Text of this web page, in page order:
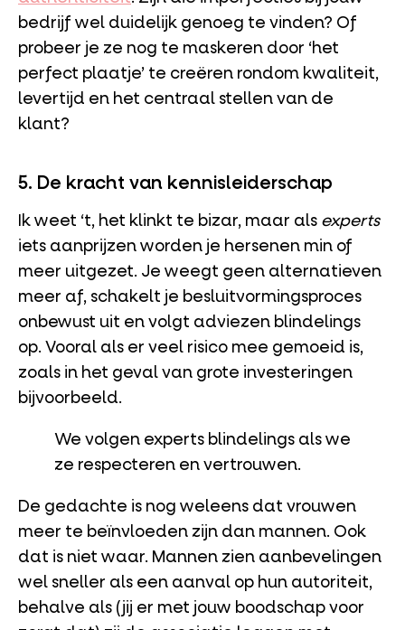
bedrijf wel duidelijk genoeg te vinden? Of
probeer je ze nog te maskeren door ‘het
perfect plaatje’ te creëren rondom kwaliteit,
levertijd en het centraal stellen van de
klant?
5. De kracht van kennisleiderschap
Ik weet ‘t, het klinkt te bizar, maar als experts
iets aanprijzen worden je hersenen min of
meer uitgezet. Je weegt geen alternatieven
meer af, schakelt je besluitvormingsproces
onbewust uit en volgt adviezen blindelings
op. Vooral als er veel risico mee gemoeid is,
zoals in het geval van grote investeringen
bijvoorbeeld.
We volgen experts blindelings als we
ze respecteren en vertrouwen.
De gedachte is nog weleens dat vrouwen
meer te beïnvloeden zijn dan mannen. Ook
dat is niet waar. Mannen zien aanbevelingen
wel sneller als een aanval op hun autoriteit,
behalve als (jij er met jouw boodschap voor